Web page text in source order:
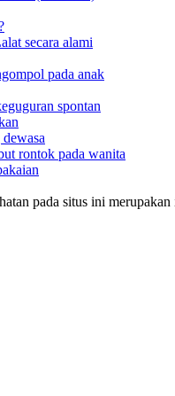
secara alami
pada anak
spontan
rontok pada wanita
pada situs ini